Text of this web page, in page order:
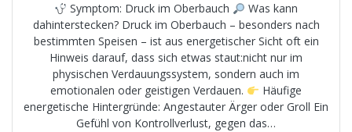
Symptom: Druck im Oberbauch
Was kann
dahinterstecken? Druck im Oberbauch – besonders nach
bestimmten Speisen – ist aus energetischer Sicht oft ein
Hinweis darauf, dass sich etwas staut:nicht nur im
physischen Verdauungssystem, sondern auch im
emotionalen oder geistigen Verdauen.
Häufige
energetische Hintergründe: Angestauter Ärger oder Groll Ein
Gefühl von Kontrollverlust, gegen das…